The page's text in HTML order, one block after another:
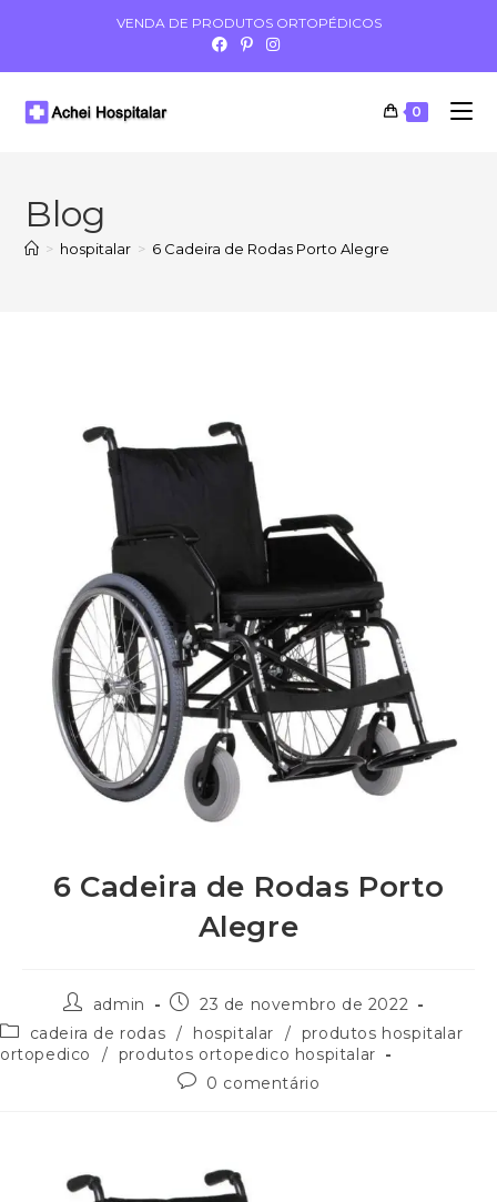
VENDA DE PRODUTOS ORTOPÉDICOS
0
Blog
> hospitalar > 6 Cadeira de Rodas Porto Alegre
6 Cadeira de Rodas Porto
Alegre
admin
23 de novembro de 2022
cadeira de rodas / hospitalar / produtos hospitalar
ortopedico
/ produtos ortopedico hospitalar
0 comentário